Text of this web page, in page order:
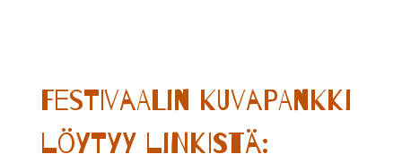
Festivaalin kuvapankki
löytyy linkistä: